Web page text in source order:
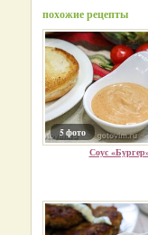
похожие рецепты
5 фото
Соус